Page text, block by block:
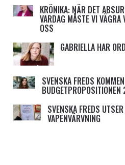
KRÖNIKA: NÄR DET
VARDAG MÅSTE VI VÄGRA
OSS
GABRIELLA HAR
SVENSKA FREDS
SVENSKA FREDS
VAPENVÄRVNING